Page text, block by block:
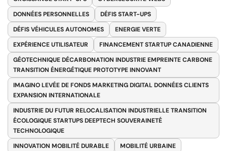
DONNÉES PERSONNELLES
DÉFIS START-UPS
DÉFIS VÉHICULES AUTONOMES
ENERGIE VERTE
EXPÉRIENCE UTILISATEUR
FINANCEMENT STARTUP CANADIENNE
GÉOTECHNIQUE DÉCARBONATION INDUSTRIE EMPREINTE CARBONE
TRANSITION ÉNERGÉTIQUE PROTOTYPE INNOVANT
IMAGINO LEVÉE DE FONDS MARKETING DIGITAL DONNÉES CLIENTS
EXPANSION INTERNATIONALE
INDUSTRIE DU FUTUR RELOCALISATION INDUSTRIELLE TRANSITION
ÉCOLOGIQUE STARTUPS DEEPTECH SOUVERAINETÉ
TECHNOLOGIQUE
INNOVATION MOBILITÉ DURABLE
MOBILITÉ URBAINE